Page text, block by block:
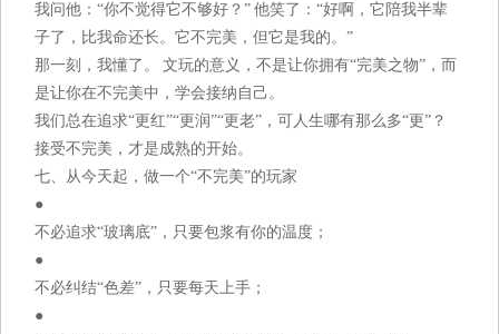
我问他：“你不觉得它不够好？” 他笑了：“好啊，它陪我半辈
子了，比我命还长。它不完美，但它是我的。”
那一刻，我懂了。 文玩的意义，不是让你拥有“完美之物”，而
是让你在不完美中，学会接纳自己。
我们总在追求“更红”“更润”“更老”，可人生哪有那么多“更”？
接受不完美，才是成熟的开始。
七、从今天起，做一个“不完美”的玩家
●
不必追求“玻璃底”，只要包浆有你的温度；
●
不必纠结“色差”，只要每天上手；
●